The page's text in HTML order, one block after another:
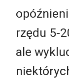
rzędu 5-
ale